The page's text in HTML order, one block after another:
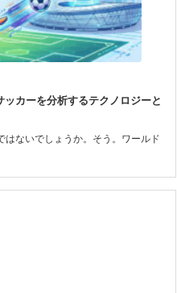
カーを分析するテクノロジーと
ないでしょうか。そう。ワールド